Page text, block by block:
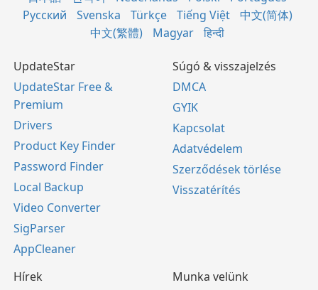
Русский
Svenska Türkçe Tiếng Việt
中文(简体)
中文(繁體)
Magyar हिन्दी
UpdateStar
UpdateStar Free &
Premium
Drivers
Product Key Finder
Password Finder
Local Backup
Video Converter
SigParser
AppCleaner
Súgó & visszajelzés
DMCA
GYIK
Kapcsolat
Adatvédelem
Szerződések törlése
Visszatérítés
Hírek
Munka velünk